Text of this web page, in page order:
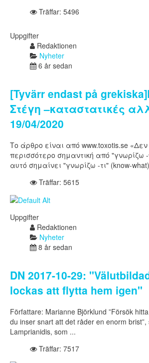
Träffar: 5496
Uppgifter
Redaktionen
Nyheter
6 år sedan
[Tyvärr endast på
Στέγη –καταστατικές
19/04/2020
Το άρθρο είναι από www.toxotis.se
περισσότερο σημαντική από "γνωρίζω
αυτό σημαίνει "γνωρίζω -τι" (know-
Träffar: 5615
Uppgifter
Redaktionen
Nyheter
8 år sedan
DN 2017-10-29:
lockas att flytta hem igen"
Författare: Marianne Björklund ”Försök
du inser snart att det råder en enorm brist”,
Lamprianidis, som ...
Träffar: 7517